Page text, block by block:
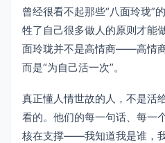
曾经很看不起那些“八面玲珑”
牲了自己很多做人的原则才能
面玲珑并不是高情商——高情商
而是“为自己活一次”。
真正懂人情世故的人，不是活
看的。他们的每一句话、每一
核在支撑——我知道我是谁，